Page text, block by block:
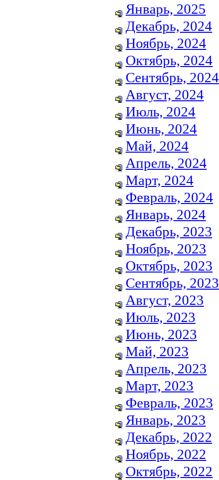
Январь, 2025
Декабрь, 2024
Ноябрь, 2024
Октябрь, 2024
Сентябрь, 2024
Август, 2024
Июль, 2024
Июнь, 2024
Май, 2024
Апрель, 2024
Март, 2024
Февраль, 2024
Январь, 2024
Декабрь, 2023
Ноябрь, 2023
Октябрь, 2023
Сентябрь, 2023
Август, 2023
Июль, 2023
Июнь, 2023
Май, 2023
Апрель, 2023
Март, 2023
Февраль, 2023
Январь, 2023
Декабрь, 2022
Ноябрь, 2022
Октябрь, 2022